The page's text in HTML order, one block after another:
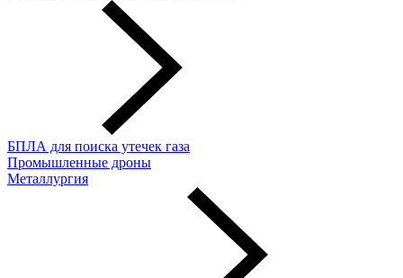
БПЛА для поиска утечек газа
Промышленные дроны
Металлургия